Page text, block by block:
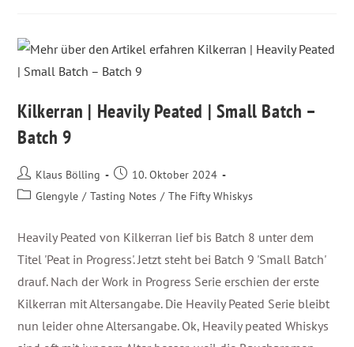
Kilkerran | Heavily Peated | Small Batch –
Batch 9
Klaus Bölling
10. Oktober 2024
Glengyle / Tasting Notes / The Fifty Whiskys
Heavily Peated von Kilkerran lief bis Batch 8 unter dem
Titel 'Peat in Progress'. Jetzt steht bei Batch 9 'Small Batch'
drauf. Nach der Work in Progress Serie erschien der erste
Kilkerran mit Altersangabe. Die Heavily Peated Serie bleibt
nun leider ohne Altersangabe. Ok, Heavily peated Whiskys